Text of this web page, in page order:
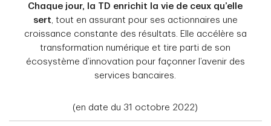
Chaque jour, la TD enrichit la vie de ceux qu’elle
sert , tout en assurant pour ses actionnaires une
croissance constante des résultats. Elle accélère sa
transformation numérique et tire parti de son
écosystème d’innovation pour façonner l’avenir des
services bancaires.
(en date du 31 octobre 2022)